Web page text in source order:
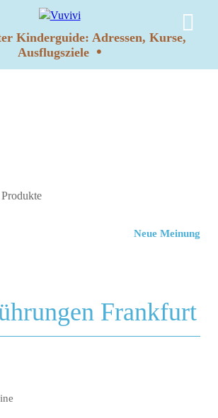
Kinderguide: Adressen, Kurse,
Ausflugsziele •
Neue Meinung
Frankfurt